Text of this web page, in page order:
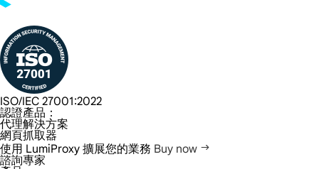
ISO/IEC 27001:2022
認證產品：
代理解決方案
網頁抓取器
使用 LumiProxy 擴展您的業務 Buy now
諮詢專家